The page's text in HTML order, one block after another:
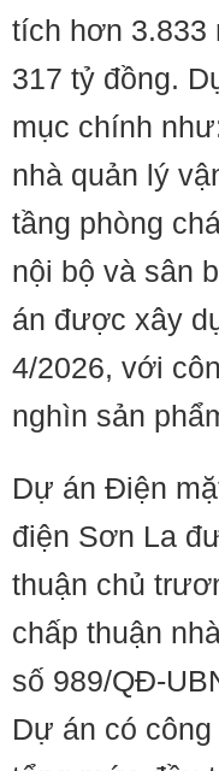
tích hơn 3.833
317 tỷ đồng.
mục chính
nhà quản lý
tầng phòng
nội bộ và sân
án được xây
4/2026, với
nghìn sản
Dự án Điện
điện Sơn La
thuận chủ
chấp thuận
số 989/QĐ-
Dự án có